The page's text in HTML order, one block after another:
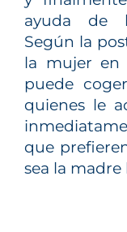
ayuda de
Según la
la mujer en
puede
quienes le
que
sea la madre